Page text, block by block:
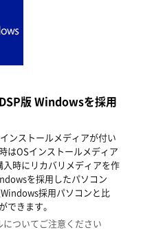
版 Windowsを採用
ンストールメディアが付い
はOSインストールメディア
時にリカバリメディアを作
を採用したパソコン
採用パソコンと比
できます。
ついてご注意ください